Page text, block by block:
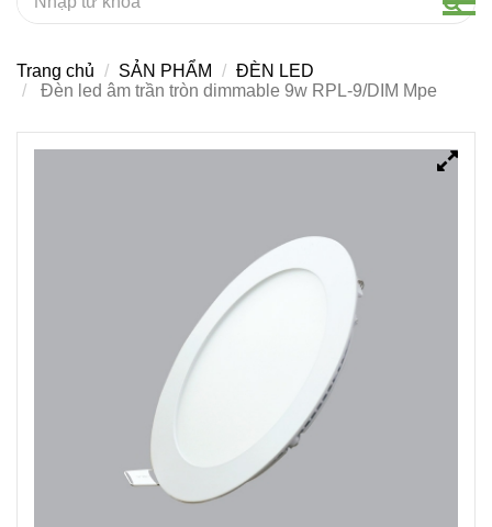
Trang chủ SẢN PHẨM
ĐÈN LED
Đèn led âm trần tròn dimmable 9w RPL-9/DIM Mpe